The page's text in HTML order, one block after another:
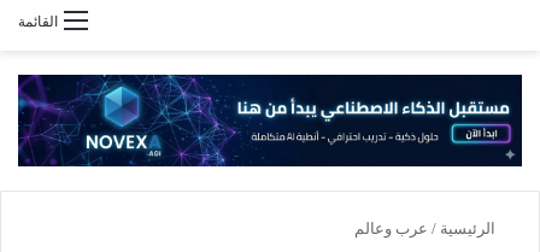
القائمة
الرئيسية / عرب وعالم